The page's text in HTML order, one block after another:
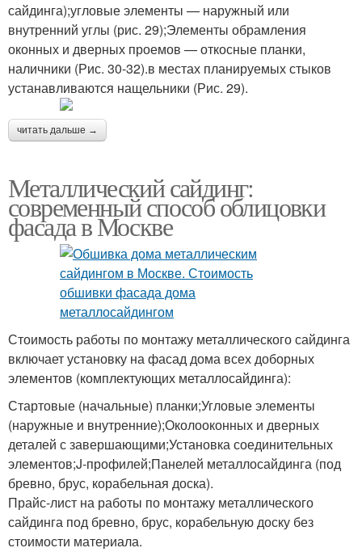
сайдинга);угловые элементы — наружный или
внутренний углы (рис. 29);Элементы обрамления
оконных и дверных проемов — откосные планки,
наличники (Рис. 30-32).в местах планируемых стыков
устанавливаются нащельники (Рис. 29).
читать дальше →
Металлический сайдинг:
современный способ облицовки
фасада в Москве
Стоимость работы по монтажу металлического сайдинга
включает установку на фасад дома всех доборных
элементов (комплектующих металлосайдинга):
Стартовые (начальные) планки;Угловые элементы
(наружные и внутренние);Околооконных и дверных
деталей с завершающими;Установка соединительных
элементов;J-профилей;Панелей металлосайдинга (под
бревно, брус, корабельная доска).
Прайс-лист на работы по монтажу металлического
сайдинга под бревно, брус, корабельную доску без
стоимости материала.